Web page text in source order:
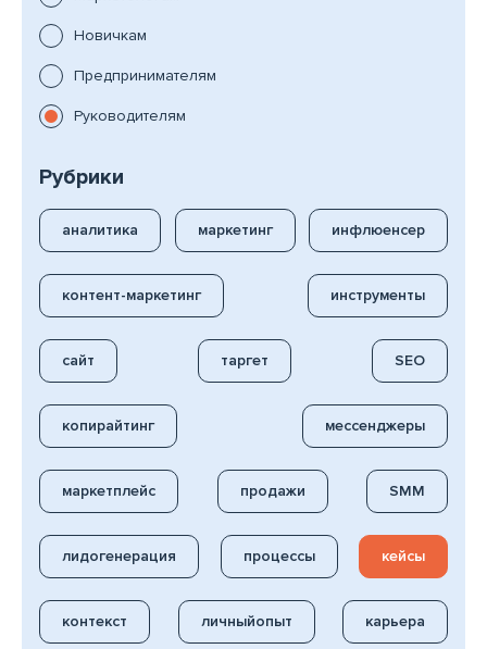
Новичкам
Предпринимателям
Руководителям
Рубрики
аналитика маркетинг инфлюенсер
контент-маркетинг инструменты
сайт таргет SEO
копирайтинг мессенджеры
маркетплейс продажи SMM
лидогенерация процессы кейсы
контекст личныйопыт карьера